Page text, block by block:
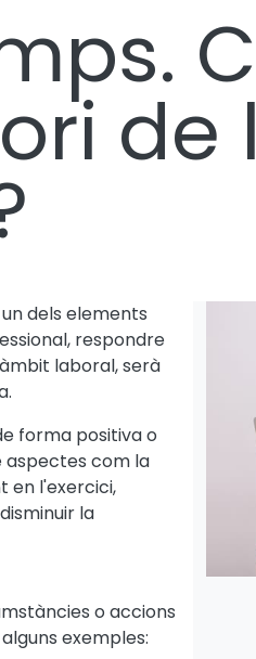
de
dels elements
respondre
laboral, serà
forma positiva o
aspectes com la
en l'exercici,
la
o accions
exemples: